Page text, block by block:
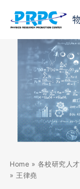
Home » 各校研究人才
» 王律堯